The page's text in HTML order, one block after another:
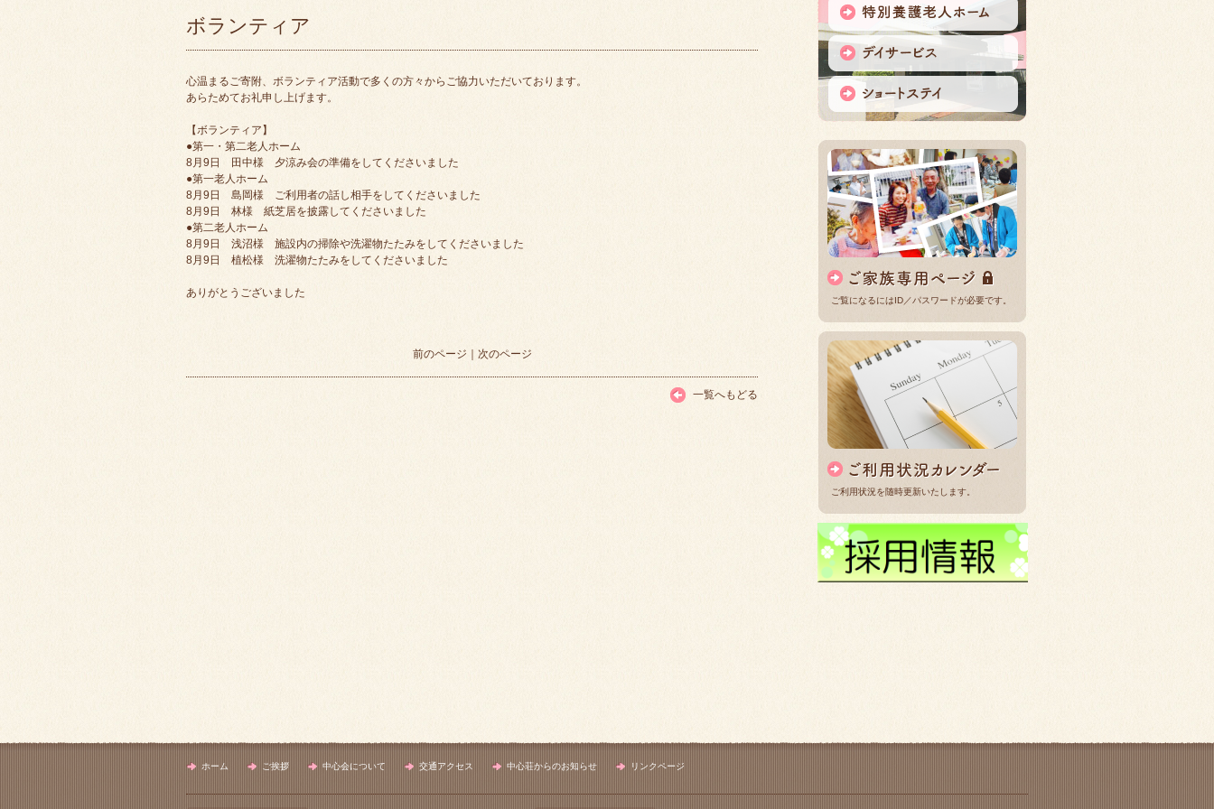
ボランティア
心温まるご寄附、ボランティア活動で多くの方々からご協力いただいております。
あらためてお礼申し上げます。
【ボランティア】
●第一・第二老人ホーム
8月9日 田中様 夕涼み会の準備をしてくださいました
●第一老人ホーム
8月9日 島岡様 ご利用者の話し相手をしてくださいました
8月9日 林様 紙芝居を披露してくださいました
●第二老人ホーム
8月9日 浅沼様 施設内の掃除や洗濯物たたみをしてくださいました
8月9日 植松様 洗濯物たたみをしてくださいました
ありがとうございました
前のページ 次のページ
一覧へもどる
ご覧になるにはID／パスワードが必要です。
ご利用状況を随時更新いたします。
ホーム ご挨拶 中心会について 交通アクセス 中心荘からのお知らせ リンクページ